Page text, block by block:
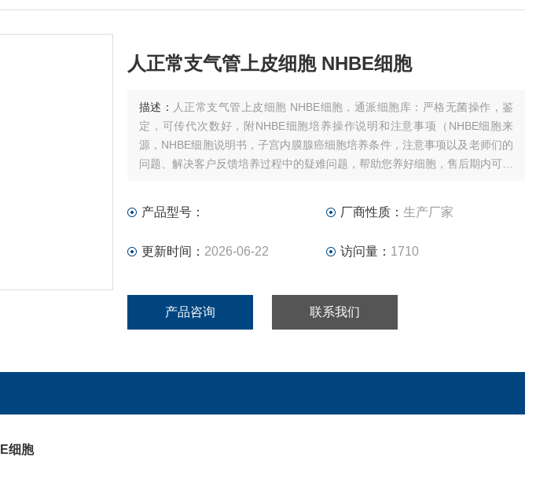
人正常支气管上皮细胞 NHBE细胞
描述： 人正常支气管上皮细胞 NHBE细胞，通派细胞库：严格无菌操作，鉴
定，可传代次数好，附NHBE细胞培养操作说明和注意事项（NHBE细胞来
源，NHBE细胞说明书，子宫内膜腺癌细胞培养条件，注意事项以及老师们的
问题、解决客户反馈培养过程中的疑难问题，帮助您养好细胞，售后期内可申
产品型号： 厂商性质： 生产厂家
更新时间： 2026-06-22 访问量： 1710
产品咨询 联系我们
细胞